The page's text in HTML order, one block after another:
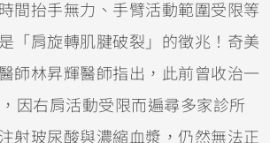
間抬手無力、手臂活動範圍受限等
「肩旋轉肌腱破裂」的徵兆！奇美
師林昇輝醫師指出，此前曾收治一
因右肩活動受限而遍尋多家診所
射玻尿酸與濃縮血漿，仍然無法正